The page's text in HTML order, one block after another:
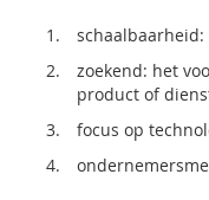
zoekend: het
product of
focus op